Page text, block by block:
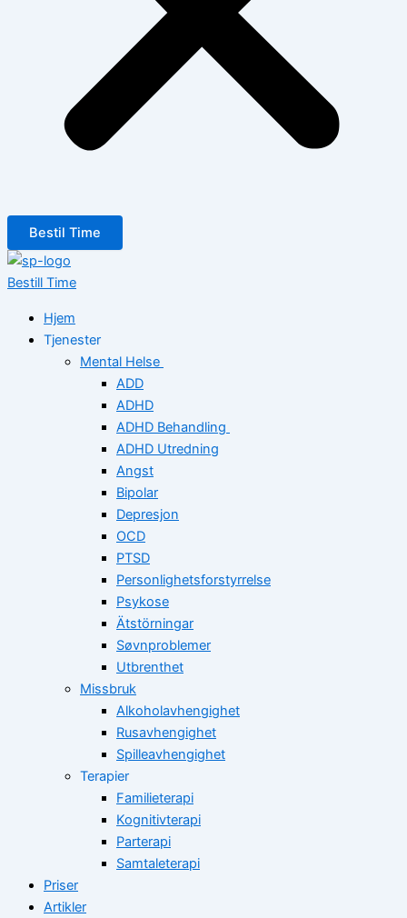
Bestil Time
Bestill Time
Hjem
Tjenester
Mental Helse
ADD
ADHD
ADHD Behandling
ADHD Utredning
Angst
Bipolar
Depresjon
OCD
PTSD
Personlighetsforstyrrelse
Psykose
Ätstörningar
Søvnproblemer
Utbrenthet
Missbruk
Alkoholavhengighet
Rusavhengighet
Spilleavhengighet
Terapier
Familieterapi
Kognitivterapi
Parterapi
Samtaleterapi
Priser
Artikler